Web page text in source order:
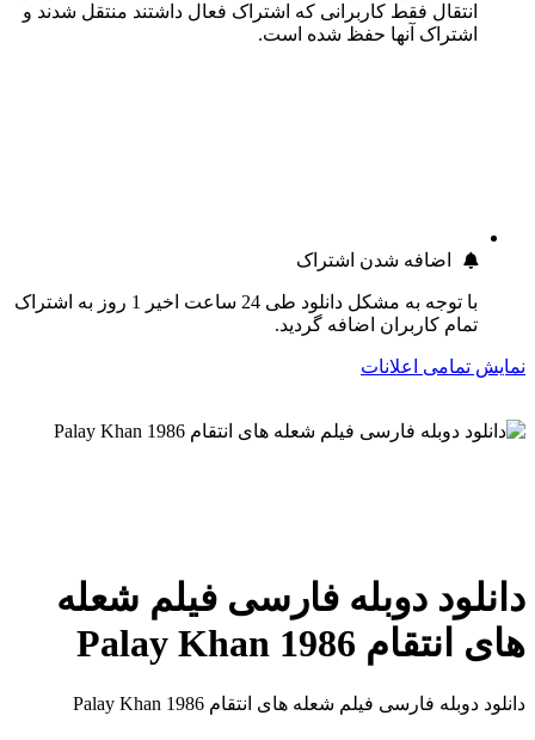
انتقال فقط کاربرانی که اشتراک فعال داشتند منتقل شدند و
اشتراک آنها حفظ شده است.
اضافه شدن اشتراک
با توجه به مشکل دانلود طی 24 ساعت اخیر 1 روز به اشتراک
تمام کاربران اضافه گردید.
نمایش تمامی اعلانات
دانلود دوبله فارسی فیلم شعله
های انتقام Palay Khan 1986
دانلود دوبله فارسی فیلم شعله های انتقام Palay Khan 1986